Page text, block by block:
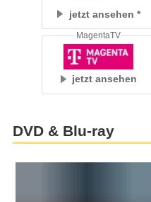
jetzt ansehen
jetzt ansehen
MagentaTV
DVD & Blu-ray